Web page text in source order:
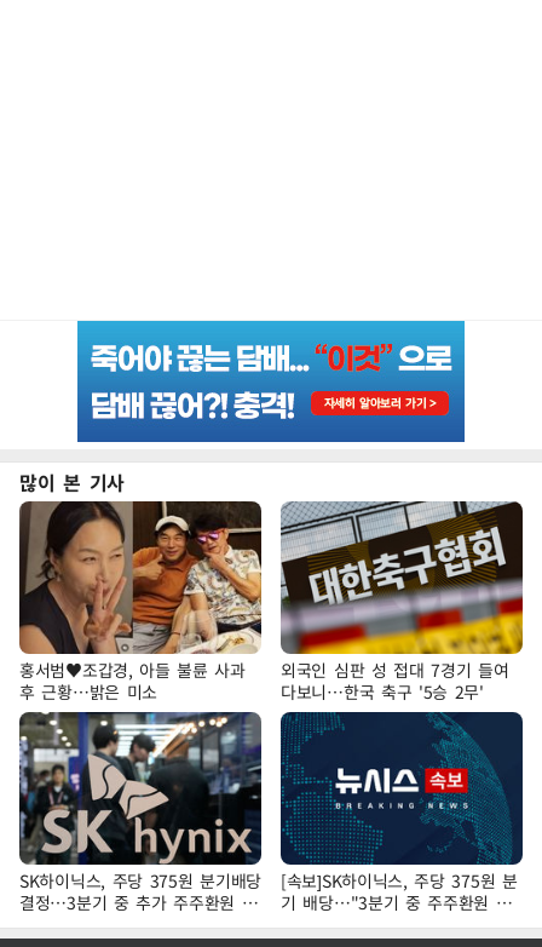
많이 본 기사
홍서범♥조갑경, 아들 불륜 사과
후 근황…밝은 미소
외국인 심판 성 접대 7경기 들여
다보니…한국 축구 '5승 2무'
SK하이닉스, 주당 375원 분기배당
결정…3분기 중 추가 주주환원 발
표
[속보]SK하이닉스, 주당 375원 분
기 배당…"3분기 중 주주환원 방
안 확정"